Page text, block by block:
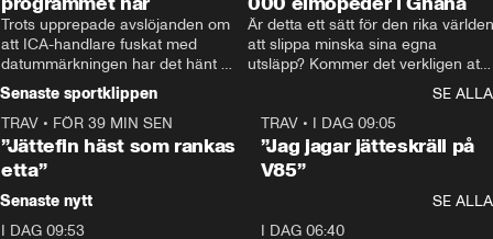
Trots upprepade avslöjanden om
att ICA-handlare fuskat med
datummärkningen har det hänt
igen. Den här gången är det ICA-
butiken på en av Stockholms
finaste adresser som märkt om kött
som passerat bäst före-datum.
Är detta ett sätt för den rika världen
att slippa minska sina egna
utsläpp? Kommer det verkligen att
Senaste sportklippen
SE ALLA
TRAV • FÖR 39 MIN SEN
”Jättefin häst som rankas
etta”
TRAV• I DAG 09:05
”Jag jagar jätteskräll på
V85”
Senaste nytt
SE ALLA
I DAG 09:53 I DAG 06:40